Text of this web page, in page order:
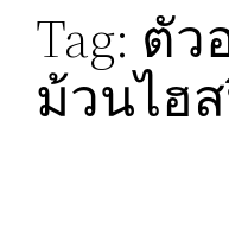
Tag: ตัว
ม้วนไฮ